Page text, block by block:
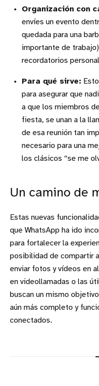
Organización con
envíes un evento
quedada para una
importante de
recordatorios
Para qué sirve:
para asegurar que
a que los miembros
fiesta, se unan a la
de esa reunión tan
necesario para una
los clásicos “se me
Un camino de
Estas nuevas
que WhatsApp ha ido
para fortalecer la
posibilidad de compartir
enviar fotos y vídeos en
en videollamadas o las
buscan un mismo
aún más completo y
conectados.